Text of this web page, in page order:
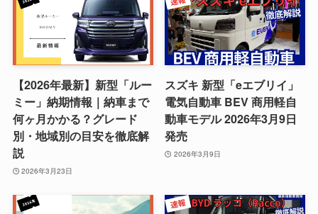
【2026年最新】新型「ルー
ミー」納期情報｜納車まで
何ヶ月かかる？グレード
別・地域別の目安を徹底解
説
2026年3月23日
スズキ 新型「eエブリイ」
電気自動車 BEV 商用軽自
動車モデル 2026年3月9日
発売
2026年3月9日